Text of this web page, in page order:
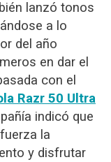
lanzó tonos
a lo
del año
en dar el
con el
Razr 50 Ultra
indicó que
la
y disfrutar